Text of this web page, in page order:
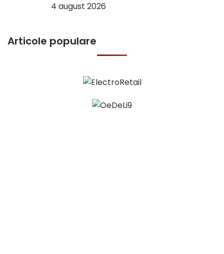
4 august 2026
Articole populare